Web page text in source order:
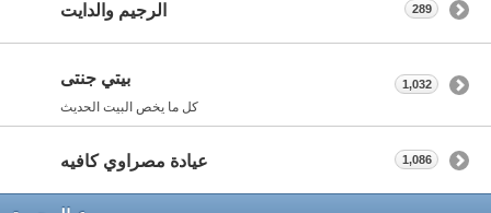
الرجيم والدايت 289
بيتي جنتى
كل ما يخص البيت الحديث
1,032
عيادة مصراوي كافيه 1,086